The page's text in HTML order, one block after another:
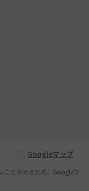
Googleマップ
ことがあるため、Googleマ